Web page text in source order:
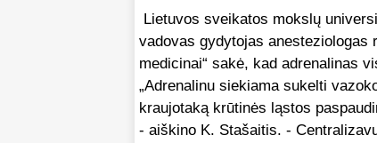
Lietuvos sveikatos mokslų
vadovas gydytojas anesteziologas
medicinai“ sakė, kad adrenalinas
„Adrenalinu siekiama sukelti
kraujotaką krūtinės ląstos
- aiškino K. Stašaitis. -